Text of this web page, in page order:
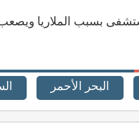
بسبب الملاريا ويصعب
البحر الأحمر